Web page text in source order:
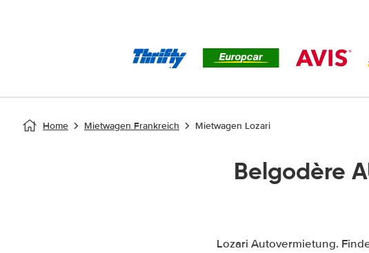
Home Mietwagen Frankreich Mietwagen Lozari
Belgodère
Lozari Autovermietung.